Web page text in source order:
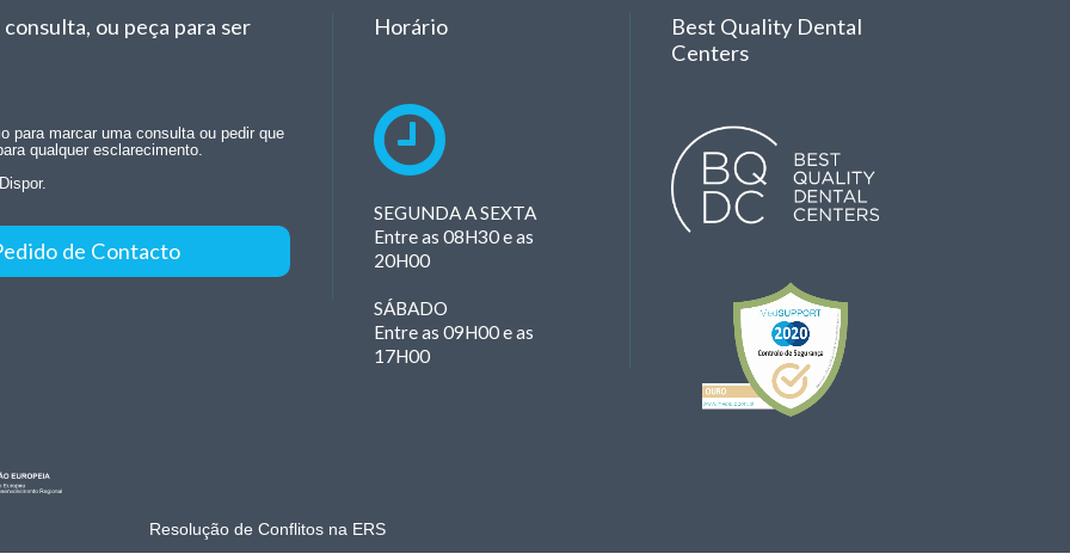
ou peça para ser
para marcar uma consulta ou pedir que
qualquer esclarecimento.
de Contacto
Horário
SEGUNDA A SEXTA
Entre as 08H30 e as
20H00
SÁBADO
Entre as 09H00 e as
17H00
Best Quality Dental
Centers
Resolução de Conflitos na ERS